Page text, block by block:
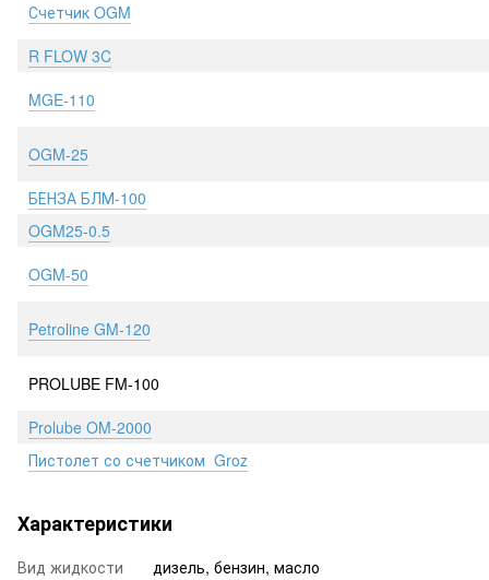
Счетчик OGM
R FLOW 3C
MGE-110
OGM-25
БЕНЗА БЛМ-100
OGM25-0.5
OGM-50
Petroline GM-120
PROLUBE FM-100
Prolube OM-2000
Пистолет со счетчиком Groz
Характеристики
Вид жидкости
дизель, бензин, масло